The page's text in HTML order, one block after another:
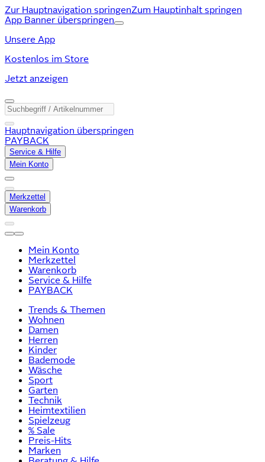
Zur Hauptnavigation springenZum Hauptinhalt springen
App Banner überspringen
Unsere App
Kostenlos im Store
Jetzt anzeigen
Hauptnavigation überspringen
PAYBACK
Service & Hilfe
Mein Konto
Merkzettel
Warenkorb
Mein Konto
Merkzettel
Warenkorb
Service & Hilfe
PAYBACK
Trends & Themen
Wohnen
Damen
Herren
Kinder
Bademode
Wäsche
Sport
Garten
Technik
Heimtextilien
Spielzeug
% Sale
Preis-Hits
Marken